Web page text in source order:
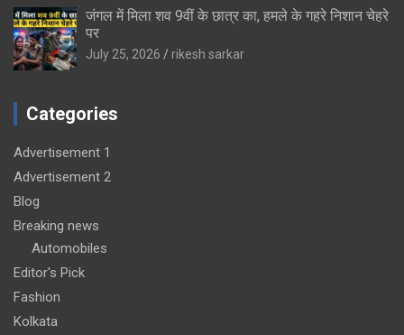
जंगल में मिला शव 9वीं के छात्र का, हमले के गहरे निशान चेहरे
पर
July 25, 2026 rikesh sarkar
Categories
Advertisement 1
Advertisement 2
Blog
Breaking news
Automobiles
Editor's Pick
Fashion
Kolkata